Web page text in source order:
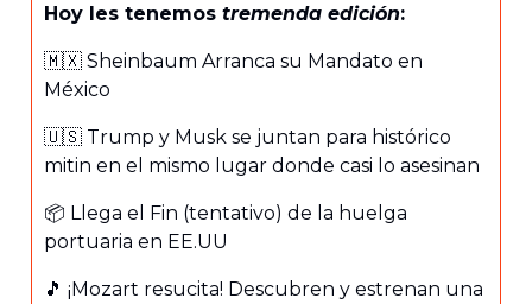
Hoy les tenemos tremenda edición:
🇲🇽 Sheinbaum Arranca su Mandato en
México
🇺🇸 Trump y Musk se juntan para histórico
mitin en el mismo lugar donde casi lo asesinan
📦 Llega el Fin (tentativo) de la huelga
portuaria en EE.UU
🎵 ¡Mozart resucita! Descubren y estrenan una